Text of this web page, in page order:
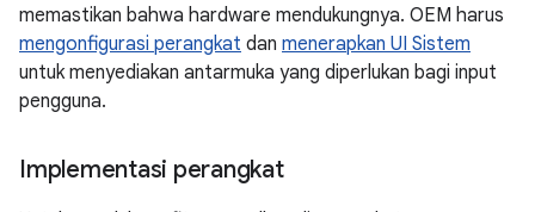
memastikan bahwa hardware mendukungnya. OEM harus
mengonfigurasi perangkat dan menerapkan UI Sistem
untuk menyediakan antarmuka yang diperlukan bagi input
pengguna.
Implementasi perangkat